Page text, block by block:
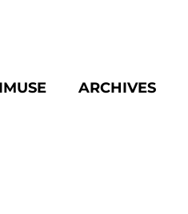
ARCHIVES